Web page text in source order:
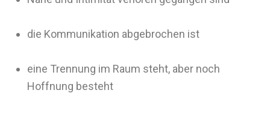
die Kommunikation abgebrochen ist
eine Trennung im Raum steht, aber noch
Hoffnung besteht